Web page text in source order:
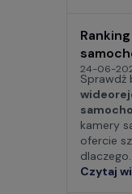
24-06-
Sprawdź
kamery
ofercie
dlaczego.
Czytaj